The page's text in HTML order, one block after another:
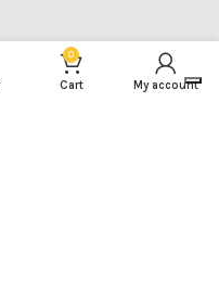
0
Cart My account